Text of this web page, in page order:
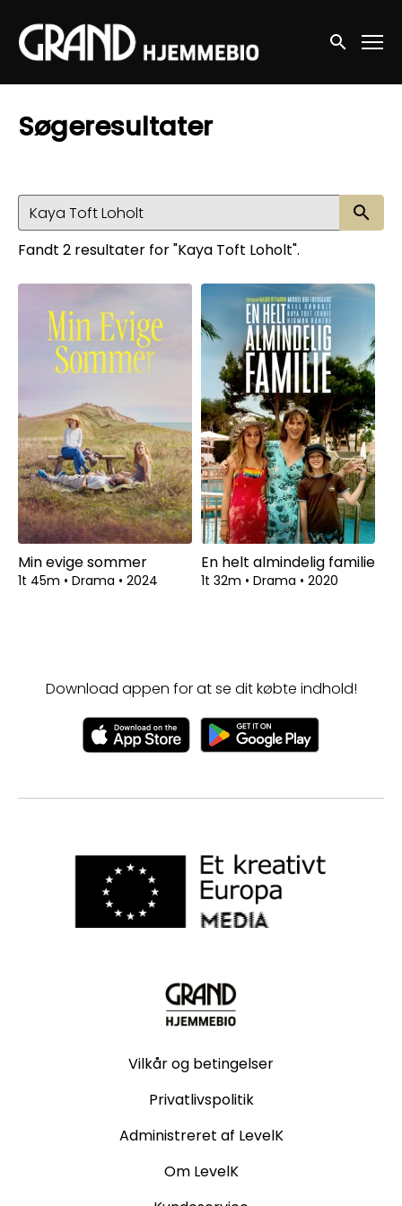
Accessibility Links
Søg nu
Søgeresultater
Fandt 2 resultater for "Kaya Toft Loholt".
Min evige sommer
1t 45m • Drama • 2024
En helt almindelig familie
1t 32m • Drama • 2020
Download appen for at se dit købte indhold!
Vilkår og betingelser
Privatlivspolitik
Administreret af LevelK
Om LevelK